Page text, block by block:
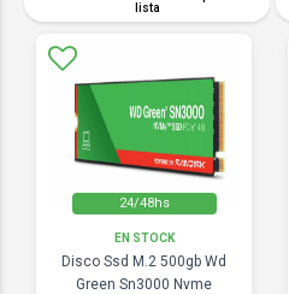
lista
24/48hs
EN STOCK
Disco Ssd M.2 500gb Wd
Green Sn3000 Nvme